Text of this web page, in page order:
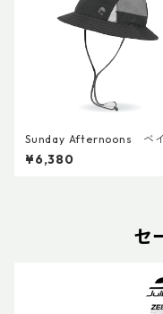
Sunday Afternoons ベ
ーライトテンポバケット
¥6,380
セ